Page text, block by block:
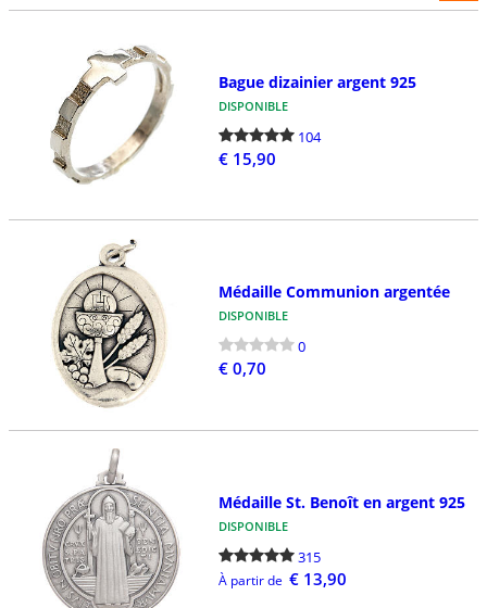
Bague dizainier argent 925
DISPONIBLE
104
€ 15,90
Médaille Communion argentée
DISPONIBLE
0
€ 0,70
Médaille St. Benoît en argent 925
DISPONIBLE
315
À partir de € 13,90